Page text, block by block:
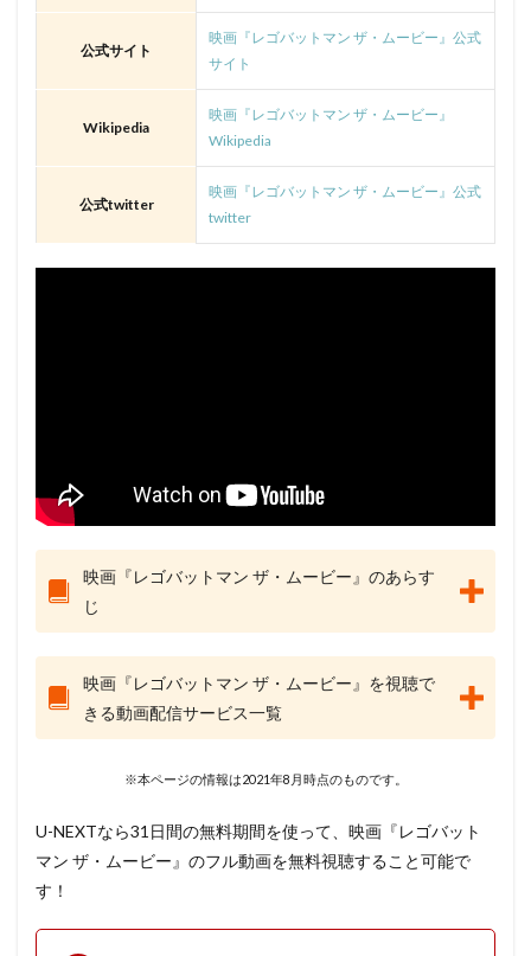
公式サイト
映画『レゴバットマン ザ・ムービー』公式
サイト
Wikipedia
映画『レゴバットマン ザ・ムービー』
Wikipedia
公式twitter
映画『レゴバットマン ザ・ムービー』公式
twitter
映画『レゴバットマン ザ・ムービー』のあらす
じ
映画『レゴバットマン ザ・ムービー』を視聴で
きる動画配信サービス一覧
※本ページの情報は2021年8月時点のものです。
U-NEXTなら31日間の無料期間を使って、映画『レゴバット
マン ザ・ムービー』のフル動画を無料視聴すること可能で
す！